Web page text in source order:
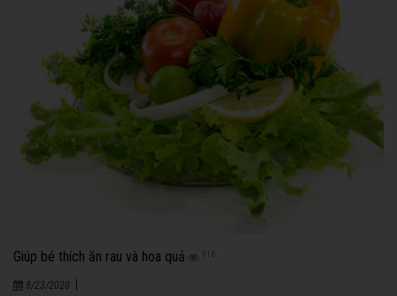
Giúp bé thích ăn rau và hoa quả 916
8/23/2020